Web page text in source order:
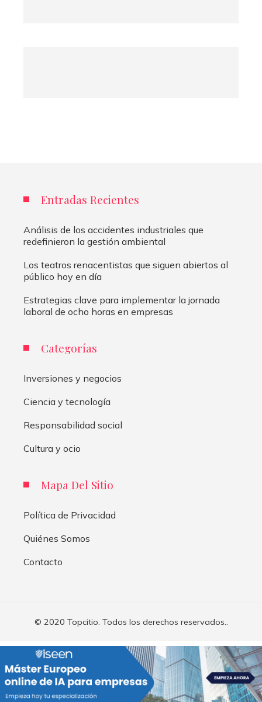
Entradas Recientes
Análisis de los accidentes industriales que
redefinieron la gestión ambiental
Los teatros renacentistas que siguen abiertos al
público hoy en día
Estrategias clave para implementar la jornada
laboral de ocho horas en empresas
Categorías
Inversiones y negocios
Ciencia y tecnología
Responsabilidad social
Cultura y ocio
Mapa Del Sitio
Política de Privacidad
Quiénes Somos
Contacto
© 2020 Topcitio. Todos los derechos reservados..